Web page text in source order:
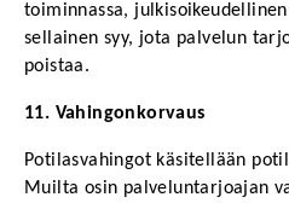
toiminnassa,
sellainen syy, jota palvelun
poistaa.
11. Vahingonkorvaus
Potilasvahingot käsitellään
Muilta osin palveluntarjoajan